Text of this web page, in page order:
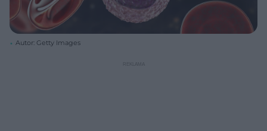
Autor: Getty Images